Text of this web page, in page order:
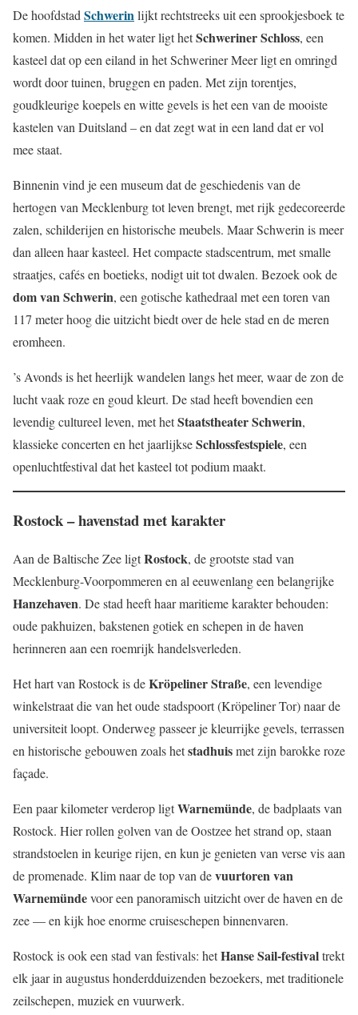
De hoofdstad Schwerinlijkt rechtstreeks uit een sprookjesboek te
komen. Midden in het water ligt hetSchweriner Schloss, een
kasteel dat op een eiland in het Schweriner Meer ligt en omringd
wordt door tuinen, bruggen en paden. Met zijn torentjes,
goudkleurige koepels en witte gevels is het een van de mooiste
kastelen van Duitsland – en dat zegt wat in een land dat er vol
mee staat.
Binnenin vind je een museum dat de geschiedenis van de
hertogen van Mecklenburg tot leven brengt, met rijk gedecoreerde
zalen, schilderijen en historische meubels. Maar Schwerin is meer
dan alleen haar kasteel. Het compacte stadscentrum, met smalle
straatjes, cafés en boetieks, nodigt uit tot dwalen. Bezoek ook de
dom van Schwerin, een gotische kathedraal met een toren van
117 meter hoog die uitzicht biedt over de hele stad en de meren
eromheen.
’s Avonds is het heerlijk wandelen langs het meer, waar de zon de
lucht vaak roze en goud kleurt. De stad heeft bovendien een
levendig cultureel leven, met hetStaatstheater Schwerin,
klassieke concerten en het jaarlijkseSchlossfestspiele, een
openluchtfestival dat het kasteel tot podium maakt.
Rostock – havenstad met karakter
Aan de Baltische Zee ligtRostock, de grootste stad van
Mecklenburg-Voorpommeren en al eeuwenlang een belangrijke
Hanzehaven. De stad heeft haar maritieme karakter behouden:
oude pakhuizen, bakstenen gotiek en schepen in de haven
herinneren aan een roemrijk handelsverleden.
Het hart van Rostock is deKröpeliner Straße, een levendige
winkelstraat die van het oude stadspoort (Kröpeliner Tor) naar de
universiteit loopt. Onderweg passeer je kleurrijke gevels, terrassen
en historische gebouwen zoals hetstadhuismet zijn barokke roze
façade.
Een paar kilometer verderop ligtWarnemünde, de badplaats van
Rostock. Hier rollen golven van de Oostzee het strand op, staan
strandstoelen in keurige rijen, en kun je genieten van verse vis aan
de promenade. Klim naar de top van devuurtoren van
Warnemündevoor een panoramisch uitzicht over de haven en de
zee — en kijk hoe enorme cruiseschepen binnenvaren.
Rostock is ook een stad van festivals: hetHanse Sail-festivaltrekt
elk jaar in augustus honderdduizenden bezoekers, met traditionele
zeilschepen, muziek en vuurwerk.